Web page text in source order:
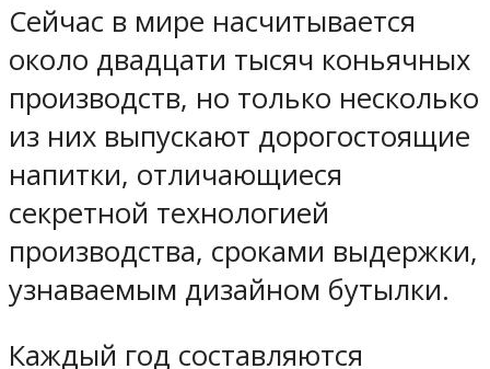
Сейчас в мире насчитывается
около двадцати тысяч коньячных
производств, но только несколько
из них выпускают дорогостоящие
напитки, отличающиеся
секретной технологией
производства, сроками выдержки,
узнаваемым дизайном бутылки.
Каждый год составляются